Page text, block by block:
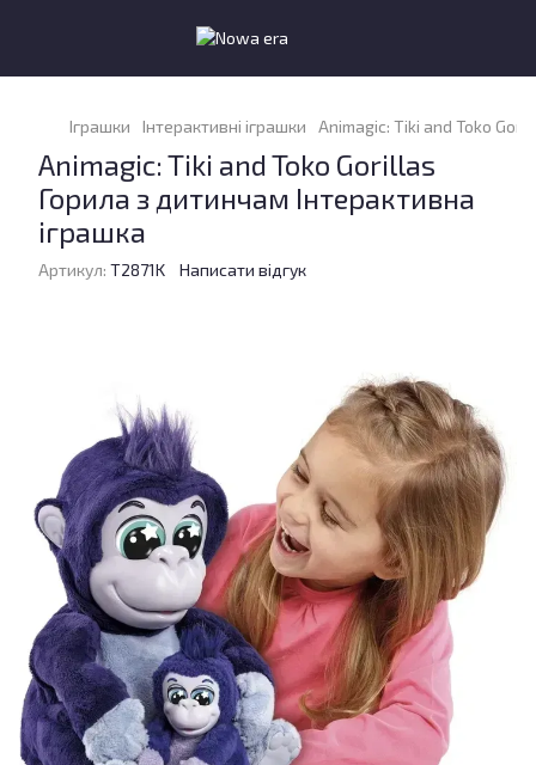
Іграшки Інтерактивні іграшки Animagic: Tiki and Toko
Animagic: Tiki and Toko Gorillas
Горила з дитинчам Інтерактивна
іграшка
Артикул: T2871K Написати відгук